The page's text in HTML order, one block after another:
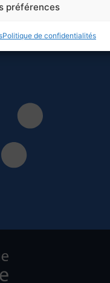
préférences
Politique de confidentialités
nautiques